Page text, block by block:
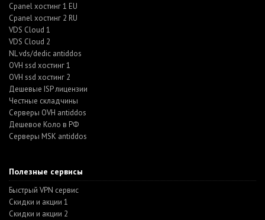
Cpanel хостинг 1 EU
Cpanel хостинг 2 RU
VDS Cloud 1
VDS Cloud 2
NL vds/dedic antiddos
OVH ssd хостинг 1
OVH ssd хостинг 2
Дешевые ISP лицензии
Честные складчины
Серверы OVH antiddos
Дешевое Коло в РФ
Серверы MSK antiddos
Полезные сервисы
Быстрый VPN сервис
Скидки и акции 1
Скидки и акции 2